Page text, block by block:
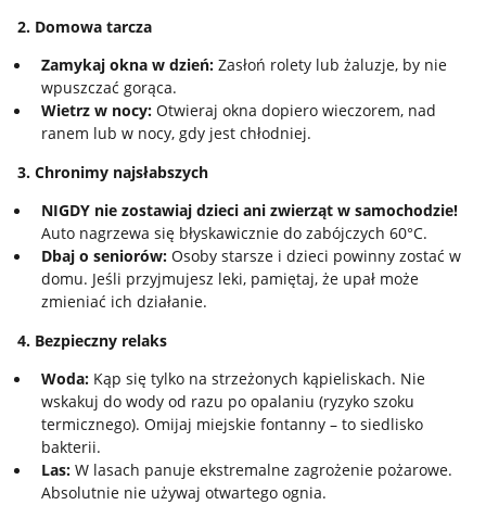
2. Domowa tarcza
Zamykaj okna w dzień:Zasłoń rolety lub żaluzje, by nie
wpuszczać gorąca.
Wietrz w nocy:Otwieraj okna dopiero wieczorem, nad
ranem lub w nocy, gdy jest chłodniej.
3. Chronimy najsłabszych
NIGDY nie zostawiaj dzieci ani zwierząt w samochodzie!
Auto nagrzewa się błyskawicznie do zabójczych 60°C.
Dbaj o seniorów:Osoby starsze i dzieci powinny zostać w
domu. Jeśli przyjmujesz leki, pamiętaj, że upał może
zmieniać ich działanie.
4. Bezpieczny relaks
Woda:Kąp się tylko na strzeżonych kąpieliskach. Nie
wskakuj do wody od razu po opalaniu (ryzyko szoku
termicznego). Omijaj miejskie fontanny – to siedlisko
bakterii.
Las:W lasach panuje ekstremalne zagrożenie pożarowe.
Absolutnie nie używaj otwartego ognia.